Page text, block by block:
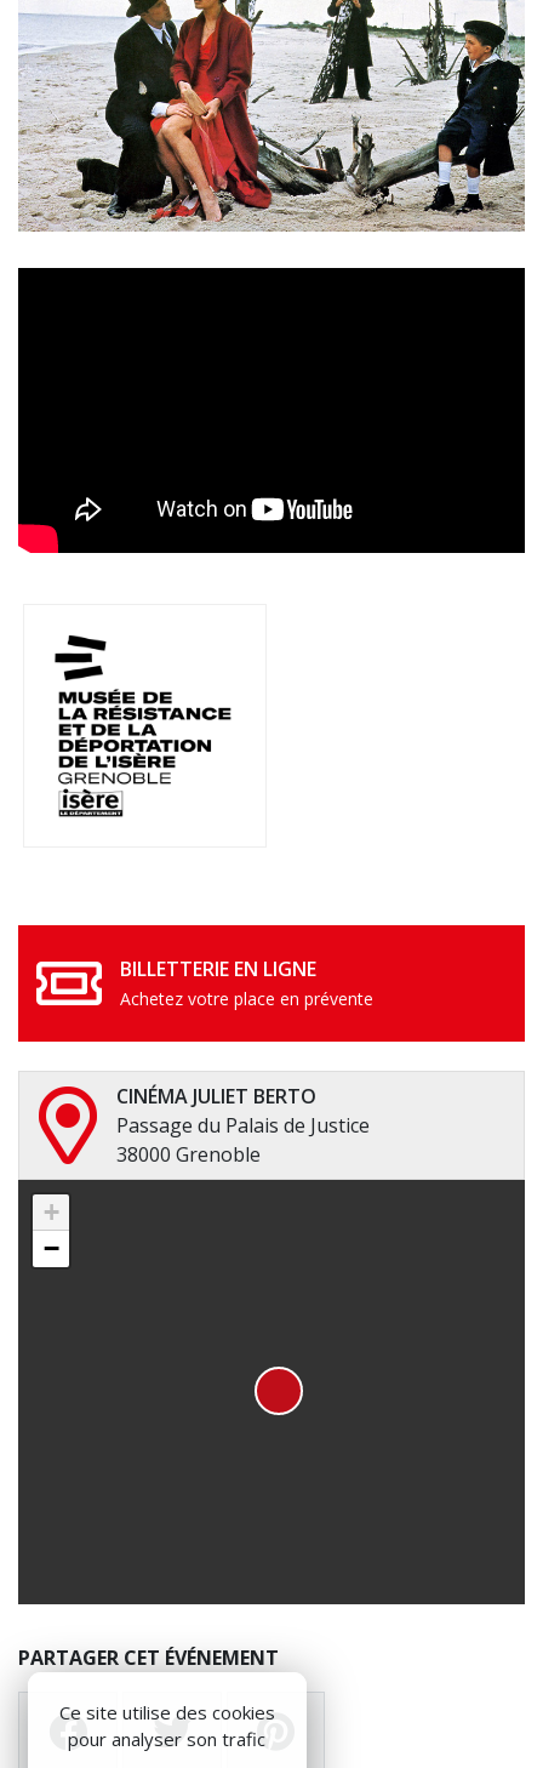
BILLETTERIE EN LIGNE
Achetez votre place en prévente
CINÉMA JULIET BERTO
Passage du Palais de Justice
38000 Grenoble
+
−
PARTAGER CET ÉVÉNEMENT
Ce site utilise des cookies
pour analyser son trafic